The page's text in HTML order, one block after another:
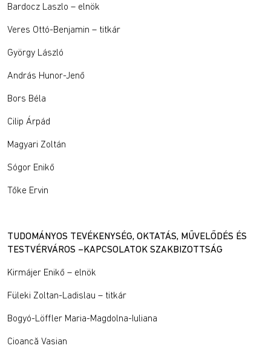
Bardocz Laszlo – elnök
Veres Ottó-Benjamin – titkár
György László
András Hunor-Jenő
Bors Béla
Cilip Árpád
Magyari Zoltán
Sógor Enikő
Tőke Ervin
TUDOMÁNYOS TEVÉKENYSÉG, OKTATÁS, MŰVELŐDÉS ÉS
TESTVÉRVÁROS –KAPCSOLATOK SZAKBIZOTTSÁG
Kirmájer Enikő – elnök
Füleki Zoltan-Ladislau – titkár
Bogyó-Löffler Maria-Magdolna-Iuliana
Cioancă Vasian